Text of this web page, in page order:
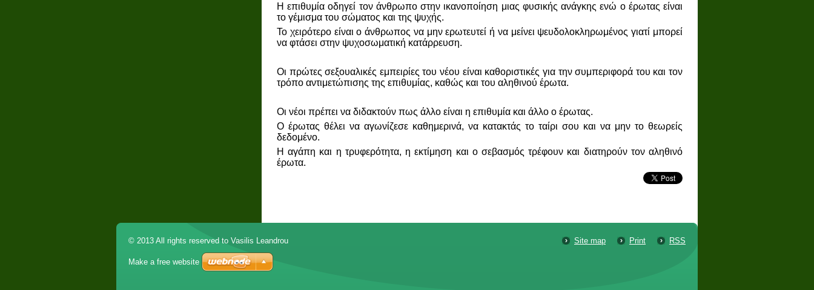
Η επιθυμία οδηγεί τον άνθρωπο στην ικανοποίηση μιας φυσικής ανάγκης ενώ ο έρωτας είναι
το γέμισμα του σώματος και της ψυχής.
Το χειρότερο είναι ο άνθρωπος να μην ερωτευτεί ή να μείνει ψευδολοκληρωμένος γιατί μπορεί
να φτάσει στην ψυχοσωματική κατάρρευση.
Οι πρώτες σεξουαλικές εμπειρίες του νέου είναι καθοριστικές για την συμπεριφορά του και τον
τρόπο αντιμετώπισης της επιθυμίας, καθώς και του αληθινού έρωτα.
Οι νέοι πρέπει να διδακτούν πως άλλο είναι η επιθυμία και άλλο ο έρωτας.
Ο έρωτας θέλει να αγωνίζεσε καθημερινά, να κατακτάς το ταίρι σου και να μην το θεωρείς
δεδομένο.
Η αγάπη και η τρυφερότητα, η εκτίμηση και ο σεβασμός τρέφουν και διατηρούν τον αληθινό
έρωτα.
Site map Print RSS
© 2013 All rights reserved to Vasilis Leandrou
Make a free website